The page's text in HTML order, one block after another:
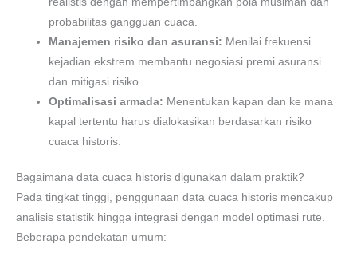
probabilitas gangguan cuaca.
Manajemen risiko dan asuransi: Menilai frekuensi
kejadian ekstrem membantu negosiasi premi asuransi
dan mitigasi risiko.
Optimalisasi armada: Menentukan kapan dan ke mana
kapal tertentu harus dialokasikan berdasarkan risiko
cuaca historis.
Bagaimana data cuaca historis digunakan dalam praktik?
Pada tingkat tinggi, penggunaan data cuaca historis mencakup
analisis statistik hingga integrasi dengan model optimasi rute.
Beberapa pendekatan umum: